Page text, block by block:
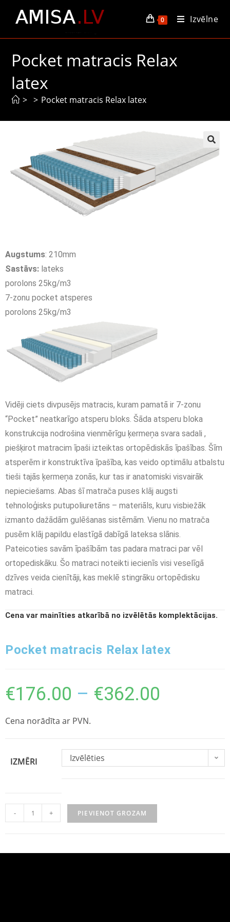
0 Izvēlne
Pocket matracis Relax
latex
> > Pocket matracis Relax latex
Augstums: 210mm
Sastāvs: lateks
porolons 25kg/m3
7-zonu pocket atsperes
porolons 25kg/m3
Vidēji ciets divpusējs matracis, kuram pamatā ir 7-zonu
“Pocket” neatkarīgo atsperu bloks. Šāda atsperu bloka
konstrukcija nodrošina vienmērīgu ķermeņa svara sadali ,
piešķirot matracim īpaši izteiktas ortopēdiskās īpašības. Šīm
atsperēm ir konstruktīva īpašība, kas veido optimālu atbalstu
tieši tajās ķermeņa zonās, kur tas ir anatomiski visvairāk
nepieciešams. Abas šī matrača puses klāj augsti
tehnoloģisks putupoliuretāns – materiāls, kuru visbiežāk
izmanto dažādām gulēšanas sistēmām. Vienu no matrača
pusēm klāj papildu elastīgā dabīgā lateksa slānis.
Pateicoties savām īpašībām tas padara matraci par vēl
ortopediskāku. Šo matraci noteikti iecienīs visi veselīgā
dzīves veida cienītāji, kas meklē stingrāku ortopēdisku
matraci.
Cena var mainīties atkarībā no izvēlētās komplektācijas.
Pocket matracis Relax latex
€176.00 – €362.00
Cena norādīta ar PVN.
IZMĒRI Izvēlēties
- + PIEVIENOT GROZAM